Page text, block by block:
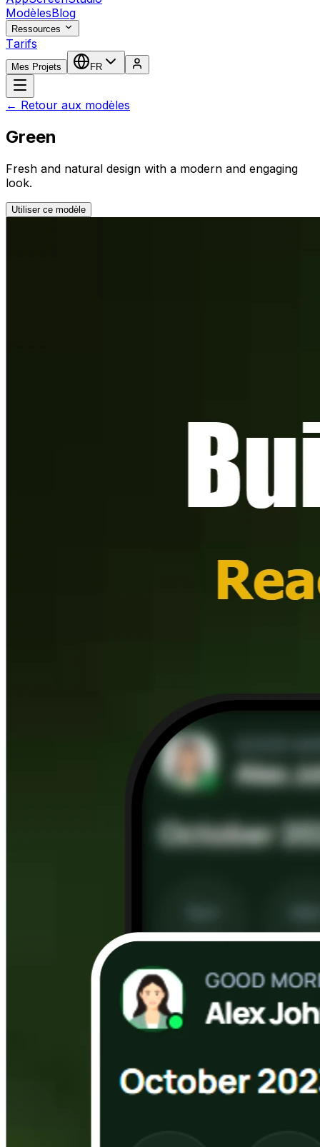
ModèlesBlog
Ressources
Tarifs
Mes Projets FR
← Retour aux modèles
Green
Fresh and natural design with a modern and engaging
look.
Utiliser ce modèle